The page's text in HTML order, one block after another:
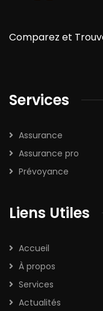
Comparez et
Services
Assurance
Assurance pro
Prévoyance
Liens Utiles
Accueil
À propos
Services
Actualités